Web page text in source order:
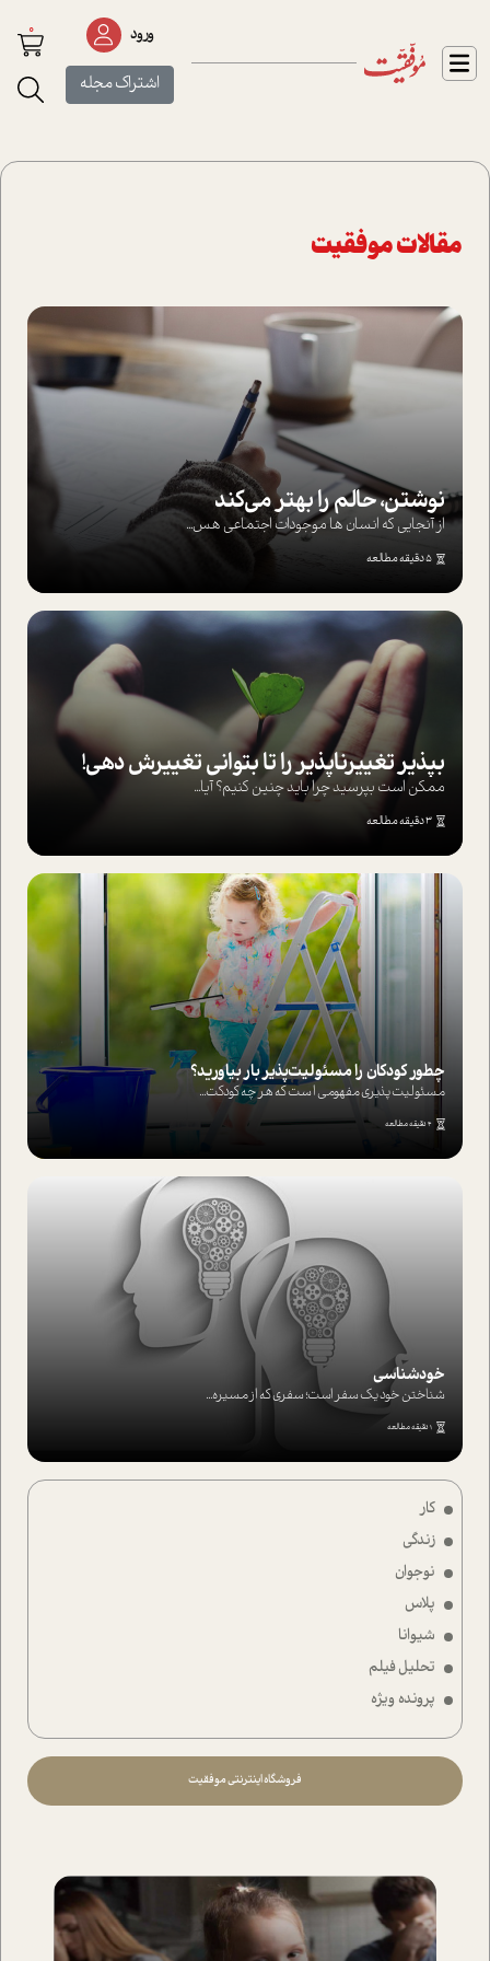
ورود
اشتراک مجله
0
مقالات موفقیت
کار
زندگی
نوجوان
پلاس
شیوانا
تحلیل فیلم
پرونده ویژه
فروشگاه اینترنتی موفقیت
نوشتن، حالم را بهتر می‌کند
از آنجایی که انسان ها موجودات اجتماعی هس...
5 دقیقه مطالعه
بپذير تغييرناپذير را تا بتواني تغييرش دهي!‏
ممکن است بپرسيد چرا بايد چنين کنيم؟ آيا...
3 دقیقه مطالعه
چطور کودکان را مسئولیت‌پذیر بار بیاورید؟
مسئولیت پذیری مفهومی ا ست که هر چه کودکت...
4 دقیقه مطالعه
خودشناسی
شناختن خود یک سفر است؛ سفری که از مسیره...
1 دقیقه مطالعه